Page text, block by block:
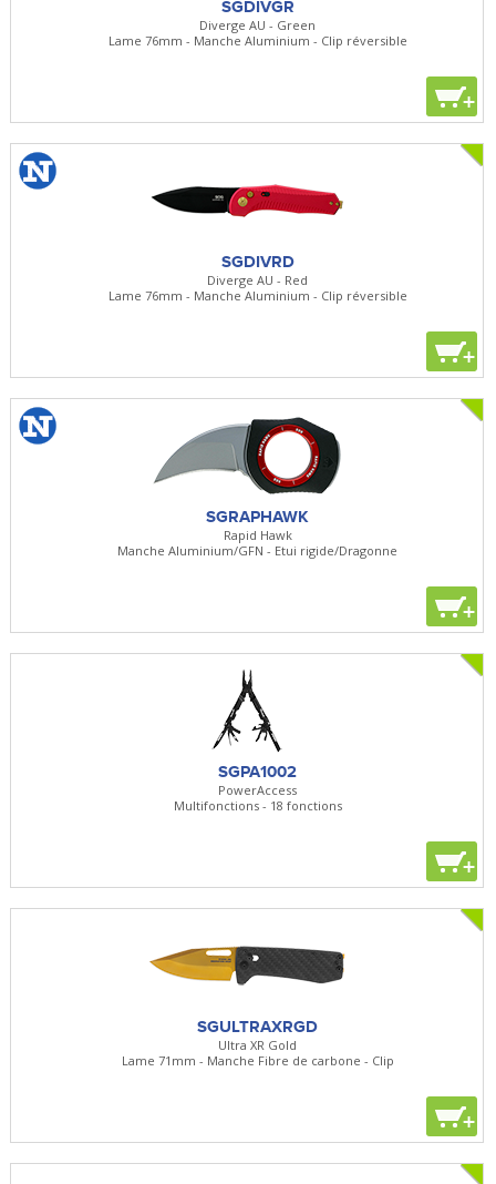
SGDIVGR
Diverge AU - Green
Lame 76mm - Manche Aluminium - Clip réversible
+
SGDIVRD
Diverge AU - Red
Lame 76mm - Manche Aluminium - Clip réversible
+
SGRAPHAWK
Rapid Hawk
Manche Aluminium/GFN - Etui rigide/Dragonne
+
SGPA1002
PowerAccess
Multifonctions - 18 fonctions
+
SGULTRAXRGD
Ultra XR Gold
Lame 71mm - Manche Fibre de carbone - Clip
+